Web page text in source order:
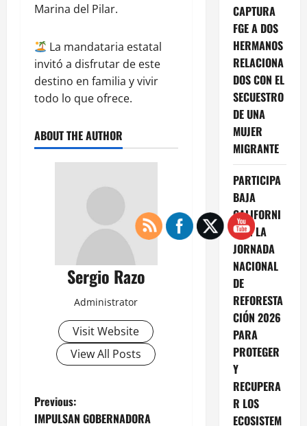
Marina del Pilar.
La mandataria estatal
invitó a disfrutar de este
destino en familia y vivir
todo lo que ofrece.
ABOUT THE AUTHOR
Sergio Razo
Administrator
Visit Website
View All Posts
P
Previous:
IMPULSAN GOBERNADORA
CAPTURA
FGE A DOS
HERMANOS
RELACIONA
DOS CON EL
SECUESTRO
DE UNA
MUJER
MIGRANTE
PARTICIPA
BAJA
CALIFORNI
A EN LA
JORNADA
NACIONAL
DE
REFORESTA
CIÓN 2026
PARA
PROTEGER
Y
RECUPERA
R LOS
ECOSISTEM